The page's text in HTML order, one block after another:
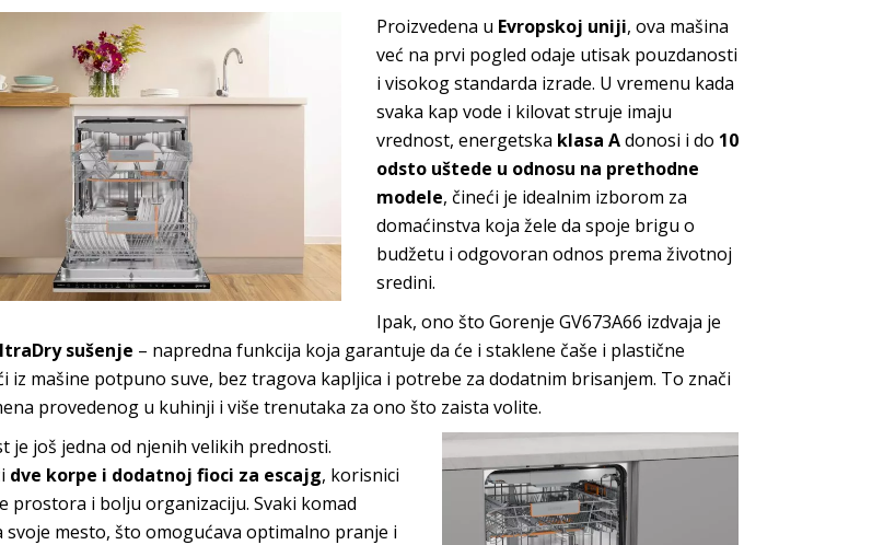
Proizvedena u Evropskoj uniji, ova mašina
već na prvi pogled odaje utisak pouzdanosti
i visokog standarda izrade. U vremenu kada
svaka kap vode i kilovat struje imaju
vrednost, energetska klasa Adonosi i do 10
odsto uštede u odnosu na prethodne
modele, čineći je idealnim izborom za
domaćinstva koja žele da spoje brigu o
budžetu i odgovoran odnos prema životnoj
sredini.
Ipak, ono što Gorenje GV673A66 izdvaja je
sušenje – napredna funkcija koja garantuje da će i staklene čaše i plastične
iz mašine potpuno suve, bez tragova kapljica i potrebe za dodatnim brisanjem. To znači
provedenog u kuhinji i više trenutaka za ono što zaista volite.
je još jedna od njenih velikih prednosti.
dve korpe i dodatnoj fioci za escajg, korisnici
prostora i bolju organizaciju. Svaki komad
svoje mesto, što omogućava optimalno pranje i